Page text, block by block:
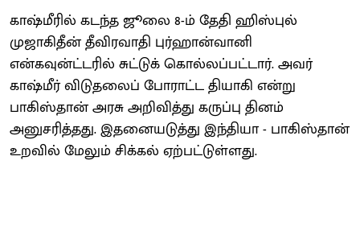
காஷ்மீரில் கடந்த ஜூலை 8-ம் தேதி ஹிஸ்புல்
முஜாகிதீன் தீவிரவாதி புர்ஹான்வானி
என்கவுன்ட்டரில் சுட்டுக் கொல்லப்பட்டார். அவர்
காஷ்மீர் விடுதலைப் போராட்ட தியாகி என்று
பாகிஸ்தான் அரசு அறிவித்து கருப்பு தினம்
அனுசரித்தது. இதனையடுத்து இந்தியா - பாகிஸ்தான்
உறவில் மேலும் சிக்கல் ஏற்பட்டுள்ளது.